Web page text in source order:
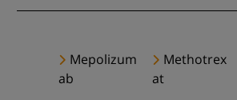
Mepolizum
ab
Methotrex
at